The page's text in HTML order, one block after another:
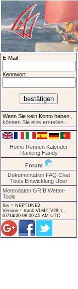
E-Mail :
Kennwort :
Wenn Sie kein Konto haben
können Sie eins erstellen
Home Rennen Kalender
Ranking Handy
Forum
Dokumentation FAQ Chat
Tools Entwicklung Über
Meteodaten GRIB Wetter-
Tools
Srv = NEPTUNE2.
Version = trunk VLM2_V28.1_
07/14/20 08:00:45 AM UTC